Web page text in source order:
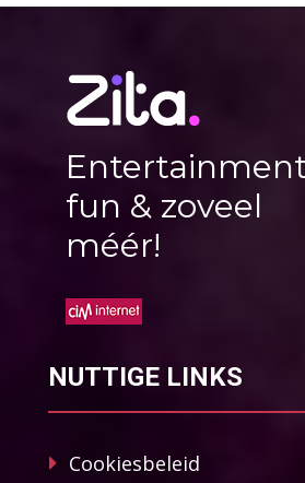
fun & zoveel
méér!
NUTTIGE LINKS
Cookiesbeleid